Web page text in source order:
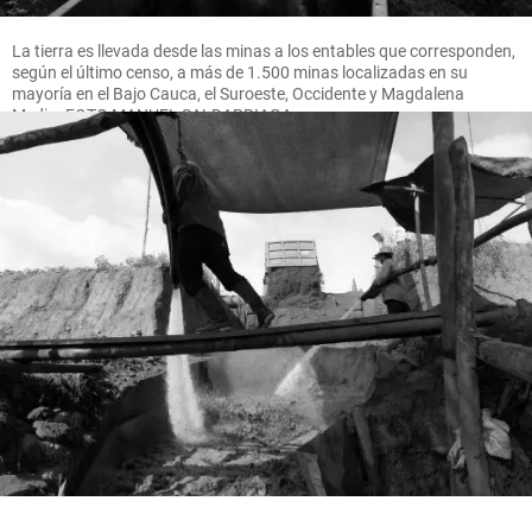
La tierra es llevada desde las minas a los entables que corresponden,
según el último censo, a más de 1.500 minas localizadas en su
mayoría en el Bajo Cauca, el Suroeste, Occidente y Magdalena
Medio. FOTO MANUEL SALDARRIAGA